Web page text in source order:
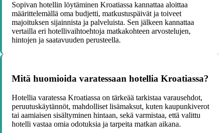
Sopivan hotellin löytäminen Kroatiassa kannattaa aloittaa
määrittelemällä oma budjetti, matkustuspäivät ja toiveet
majoituksen sijainnista ja palveluista. Sen jälkeen kannattaa
vertailla eri hotellivaihtoehtoja matkakohteen arvostelujen,
hintojen ja saatavuuden perusteella.
Mitä huomioida varatessaan hotellia Kroatiassa?
Hotellia varatessa Kroatiassa on tärkeää tarkistaa varausehdot,
peruutuskäytännöt, mahdolliset lisämaksut, kuten kaupunkiverot
tai aamiaisen sisältyminen hintaan, sekä varmistaa, että valittu
hotelli vastaa omia odotuksia ja tarpeita matkan aikana.